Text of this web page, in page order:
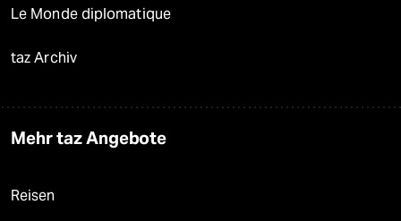
Le Monde diplomatique
taz Archiv
Mehr taz Angebote
Reisen